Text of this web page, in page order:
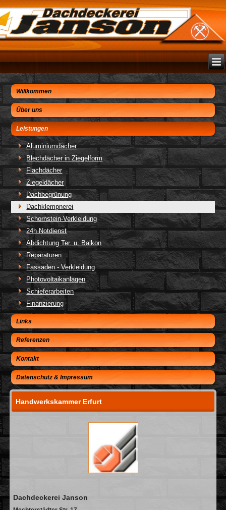
Willkommen
Über uns
Leistungen
Aluminiumdächer
Blechdächer in Ziegelform
Flachdächer
Ziegeldächer
Dachbegrünung
Dachklempnerei
Schornstein-Verkleidung
24h Notdienst
Abdichtung Ter. u. Balkon
Reparaturen
Fassaden - Verkleidung
Photovoltaikanlagen
Schieferarbeiten
Finanzierung
Links
Referenzen
Kontakt
Datenschutz & Impressum
Handwerkskammer Erfurt
Dachdeckerei Janson